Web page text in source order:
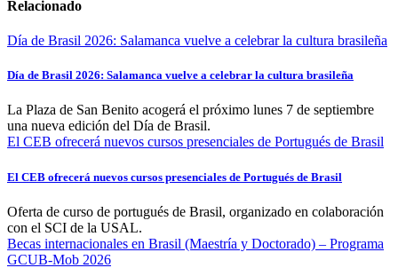
Relacionado
Día de Brasil 2026: Salamanca vuelve a celebrar la cultura brasileña
Día de Brasil 2026: Salamanca vuelve a celebrar la cultura brasileña
La Plaza de San Benito acogerá el próximo lunes 7 de septiembre
una nueva edición del Día de Brasil.
El CEB ofrecerá nuevos cursos presenciales de Portugués de Brasil
El CEB ofrecerá nuevos cursos presenciales de Portugués de Brasil
Oferta de curso de portugués de Brasil, organizado en colaboración
con el SCI de la USAL.
Becas internacionales en Brasil (Maestría y Doctorado) – Programa
GCUB-Mob 2026